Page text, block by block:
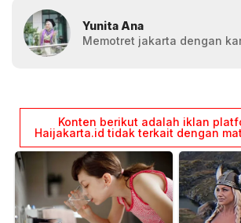
Yunita Ana
Memotret jakarta dengan